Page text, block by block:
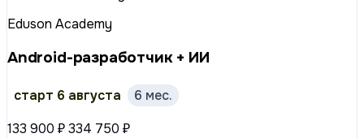
Eduson Academy
Android-разработчик + ИИ
старт 6 августа
6 мес.
133 900 ₽334 750 ₽